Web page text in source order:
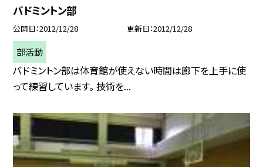
バドミントン部
公開日 2012/12/28 更新日 2012/12/28
部活動
バドミントン部は体育館が使えない時間は廊下を上手に使
って練習しています。 技術を...